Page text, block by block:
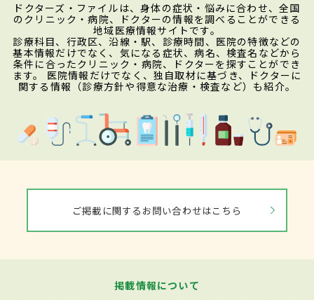
ドクターズ・ファイルは、身体の症状・悩みに合わせ、全国
のクリニック・病院、ドクターの情報を調べることができる
地域医療情報サイトです。
診療科目、行政区、沿線・駅、診療時間、医院の特徴などの
基本情報だけでなく、気になる症状、病名、検査名などから
条件に合ったクリニック・病院、ドクターを探すことができ
ます。 医院情報だけでなく、独自取材に基づき、ドクターに
関する情報（診療方針や得意な治療・検査など）も紹介。
ご掲載に関するお問い合わせはこちら
掲載情報について